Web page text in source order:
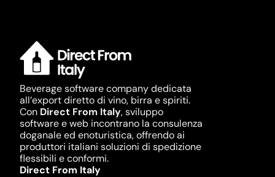
Beverage software company dedicata
all’export diretto di vino, birra e spiriti.
Con Direct From Italy, sviluppo
software e web incontrano la consulenza
doganale ed enoturistica, offrendo ai
produttori italiani soluzioni di spedizione
flessibili e conformi.
Direct From Italy